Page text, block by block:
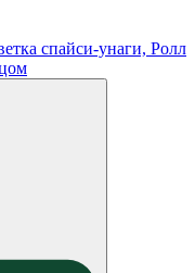
спайси-унаги, Ролл